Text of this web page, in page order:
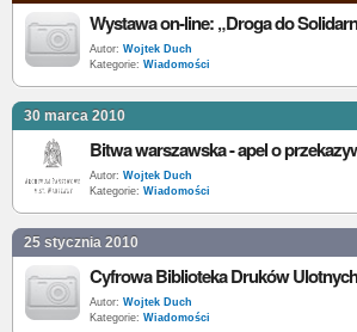
Wystawa on-line: „Droga do
Autor: Wojtek Duch
Kategorie: Wiadomości
30 marca 2010
Autor: Wojtek Duch
Kategorie: Wiadomości
25 stycznia 2010
Cyfrowa Biblioteka Druków Ulotnych
Autor: Wojtek Duch
Kategorie: Wiadomości